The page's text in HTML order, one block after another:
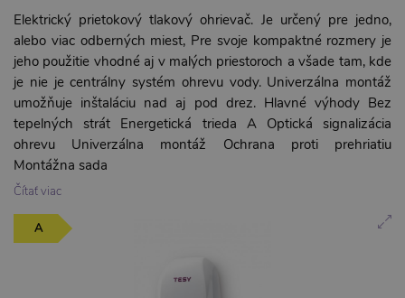
Elektrický prietokový tlakový ohrievač. Je určený pre jedno,
alebo viac odberných miest, Pre svoje kompaktné rozmery je
jeho použitie vhodné aj v malých priestoroch a všade tam, kde
je nie je centrálny systém ohrevu vody. Univerzálna montáž
umožňuje inštaláciu nad aj pod drez. Hlavné výhody Bez
tepelných strát Energetická trieda A Optická signalizácia
ohrevu Univerzálna montáž Ochrana proti prehriatiu
Montážna sada
Čítať viac
A